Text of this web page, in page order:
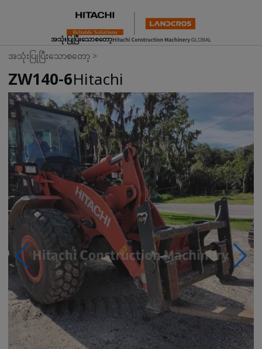
အသုံးပြုပြီးသောစတော့
အသုံးပြုပြီးသောစတော့ >
ZW140-6Hitachi
Photos & Videos